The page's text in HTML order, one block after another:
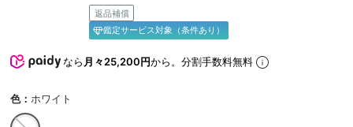
返品補償
鑑定サービス対象（条件あり）
なら月々25,200円から。分割手数料無料
色： ホワイト